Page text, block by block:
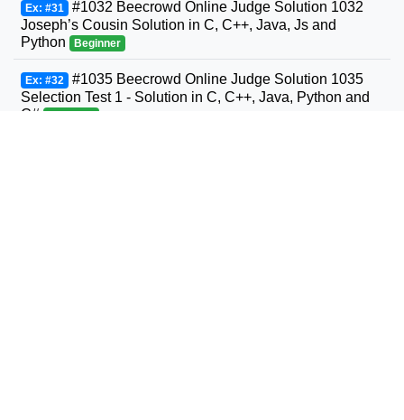
Ex: #31 #1032 Beecrowd Online Judge Solution 1032
Joseph’s Cousin Solution in C, C++, Java, Js and
Python
Beginner
Ex: #32 #1035 Beecrowd Online Judge Solution 1035
Selection Test 1 - Solution in C, C++, Java, Python and
C#